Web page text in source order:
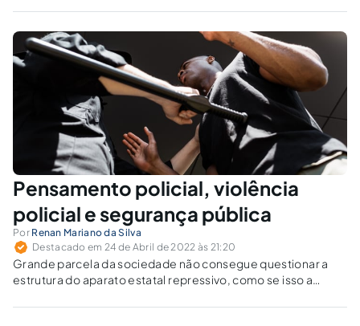
Pensamento policial, violência
policial e segurança pública
Por Renan Mariano da Silva
Destacado em 24 de Abril de 2022 às 21:20
Grande parcela da sociedade não consegue questionar a
estrutura do aparato estatal repressivo, como se isso a